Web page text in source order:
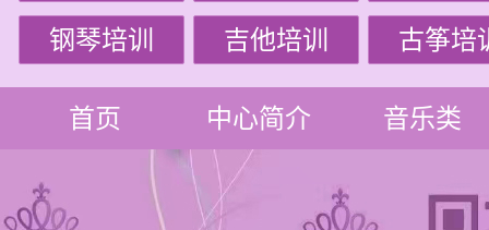
钢琴培训 吉他培训 古筝培
首页 中心简介 音乐类